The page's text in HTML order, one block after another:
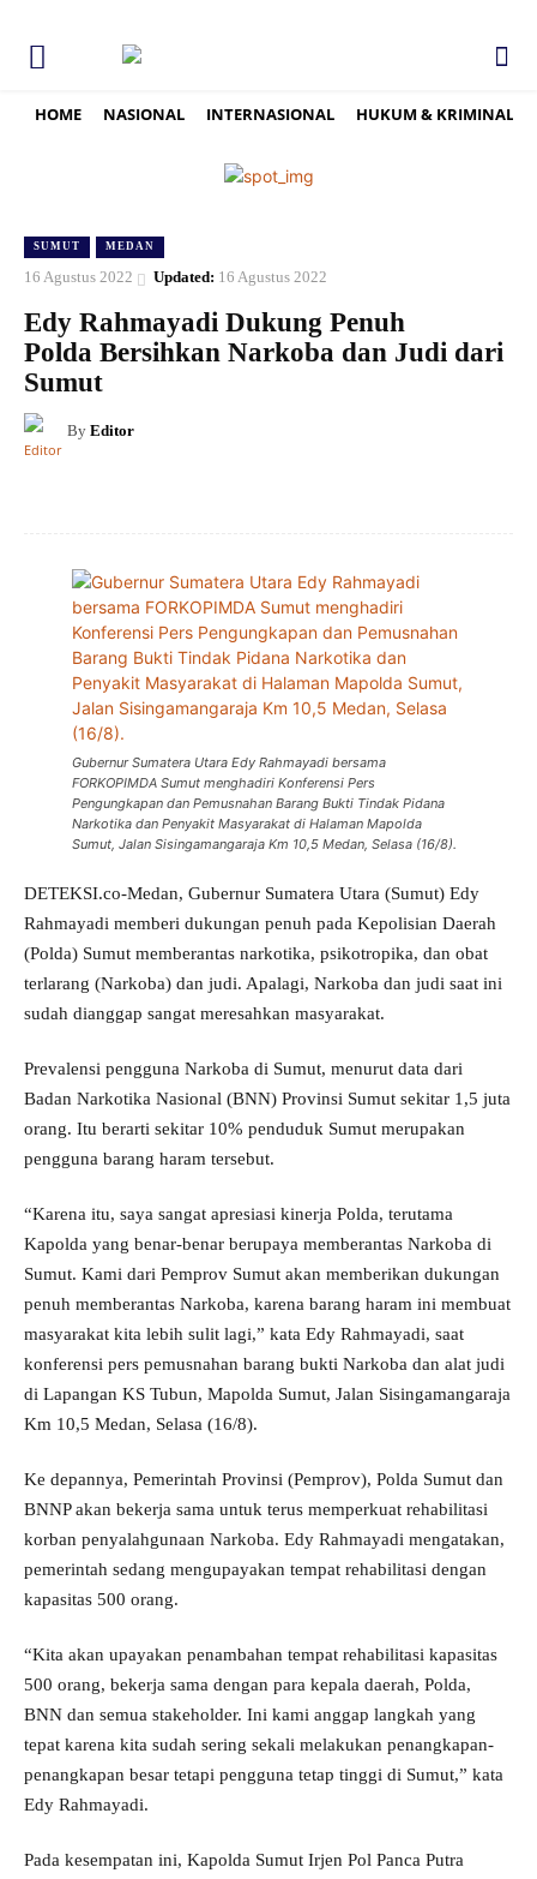
HOME NASIONAL INTERNASIONAL HUKUM & KRIMINAL
SUMUT MEDAN
16 Agustus 2022 Updated: 16 Agustus 2022
Edy Rahmayadi Dukung Penuh
Polda Bersihkan Narkoba dan Judi dari
Sumut
By Editor
Gubernur Sumatera Utara Edy Rahmayadi bersama
FORKOPIMDA Sumut menghadiri Konferensi Pers
Pengungkapan dan Pemusnahan Barang Bukti Tindak Pidana
Narkotika dan Penyakit Masyarakat di Halaman Mapolda
Sumut, Jalan Sisingamangaraja Km 10,5 Medan, Selasa (16/8).
DETEKSI.co-Medan, Gubernur Sumatera Utara (Sumut) Edy
Rahmayadi memberi dukungan penuh pada Kepolisian Daerah
(Polda) Sumut memberantas narkotika, psikotropika, dan obat
terlarang (Narkoba) dan judi. Apalagi, Narkoba dan judi saat ini
sudah dianggap sangat meresahkan masyarakat.
Prevalensi pengguna Narkoba di Sumut, menurut data dari
Badan Narkotika Nasional (BNN) Provinsi Sumut sekitar 1,5 juta
orang. Itu berarti sekitar 10% penduduk Sumut merupakan
pengguna barang haram tersebut.
“Karena itu, saya sangat apresiasi kinerja Polda, terutama
Kapolda yang benar-benar berupaya memberantas Narkoba di
Sumut. Kami dari Pemprov Sumut akan memberikan dukungan
penuh memberantas Narkoba, karena barang haram ini membuat
masyarakat kita lebih sulit lagi,” kata Edy Rahmayadi, saat
konferensi pers pemusnahan barang bukti Narkoba dan alat judi
di Lapangan KS Tubun, Mapolda Sumut, Jalan Sisingamangaraja
Km 10,5 Medan, Selasa (16/8).
Ke depannya, Pemerintah Provinsi (Pemprov), Polda Sumut dan
BNNP akan bekerja sama untuk terus memperkuat rehabilitasi
korban penyalahgunaan Narkoba. Edy Rahmayadi mengatakan,
pemerintah sedang mengupayakan tempat rehabilitasi dengan
kapasitas 500 orang.
“Kita akan upayakan penambahan tempat rehabilitasi kapasitas
500 orang, bekerja sama dengan para kepala daerah, Polda,
BNN dan semua stakeholder. Ini kami anggap langkah yang
tepat karena kita sudah sering sekali melakukan penangkapan-
penangkapan besar tetapi pengguna tetap tinggi di Sumut,” kata
Edy Rahmayadi.
Pada kesempatan ini, Kapolda Sumut Irjen Pol Panca Putra